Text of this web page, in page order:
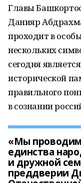
Главы
Данияр
проходит в
нескольких
сегодня
исторической
правильного
в сознании
«Мы проводим
единства
и дружной
преддверии